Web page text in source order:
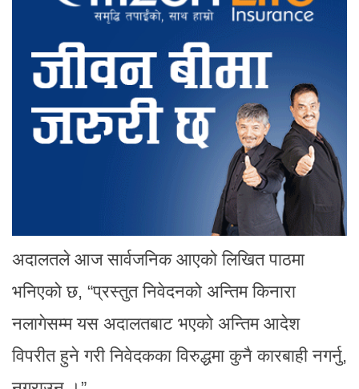
अदालतले आज सार्वजनिक आएको लिखित पाठमा
भनिएको छ, “प्रस्तुत निवेदनको अन्तिम किनारा
नलागेसम्म यस अदालतबाट भएको अन्तिम आदेश
विपरीत हुने गरी निवेदकका विरुद्धमा कुनै कारबाही नगर्नु,